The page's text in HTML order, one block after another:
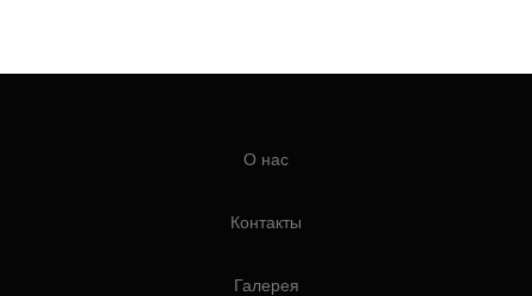
О нас
Контакты
Галерея